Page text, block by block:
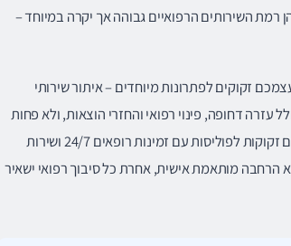
רמת השירותים הרפואיים גבוהה אך יקרה במיוחד –
זקוקים לפתרונות מיוחדים – איתור שירותי
עזרה דחופה, פינוי רפואי והחזרי הוצאות, ולא פחות
חשוב – שירות לקוחות בשפה אותה תבינו היטב. משפחות הנוסעות עם ילדים קטנים זקוקות לפוליסות עם זמינות רופאים 24/7 ושירות
הרחבה מותאמת אישית, אחרת כל סיבוך רפואי ישאיר